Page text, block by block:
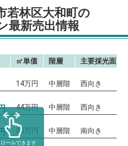
若林区大和町の
最新売出情報
㎡単価 階層 主要採光面
14万円 中層階 西向き
44万円 中層階 西向き
33万円 中層階 南向き
ロールできます